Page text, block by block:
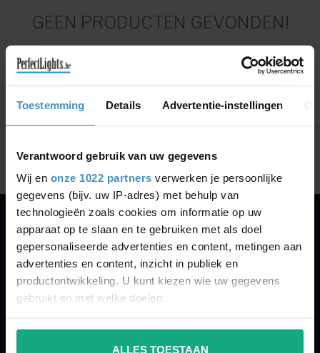
Toestemming Details Advertentie-instellingen
Verantwoord gebruik van uw gegevens
Wij en onze 1022 partners verwerken je persoonlijke
gegevens (bijv. uw IP-adres) met behulp van
technologieën zoals cookies om informatie op uw
apparaat op te slaan en te gebruiken met als doel
gepersonaliseerde advertenties en content, metingen aan
advertenties en content, inzicht in publiek en
productontwikkeling. U kunt kiezen wie uw gegevens
gebruikt en met welke doelen.
Als u het toestaat, willen we ook graag:
ALLES TOESTAAN
GEEN PRODUCTEN GEVONDEN!
Toon1-0van 0
PERFECTLIGHTS
Gegevens:
Kruisbeeldsraat 72
9220 Hamme